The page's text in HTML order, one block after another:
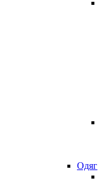
Одяг